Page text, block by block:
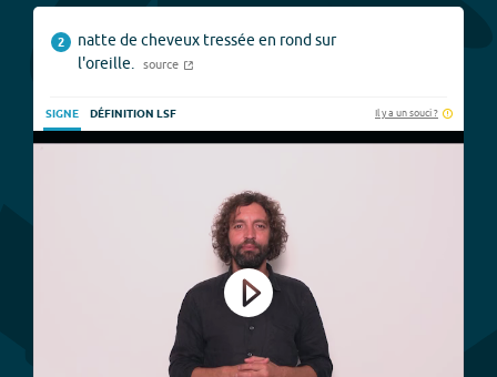
2
natte de cheveux tressée en rond sur
l'oreille.
source
SIGNE DÉFINITION LSF Il y a un souci ?
Play